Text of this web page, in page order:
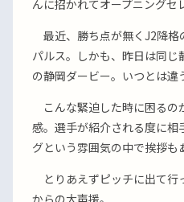
んに招かれてオープニングセ
最近、勝ち点が無くJ2降格
パルス。しかも、昨日は同じ
の静岡ダービー。いつとは違
こんな緊迫した時に困るの
感。選手が紹介される度に
グという雰囲気の中で挨拶
とりあえずピッチに出て行
からの大声援。